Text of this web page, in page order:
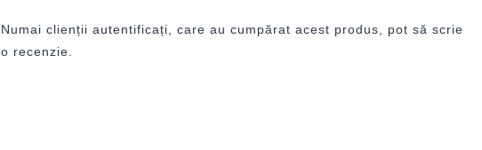
Numai clienții autentificați, care au cumpărat acest produs, pot să scrie
o recenzie.